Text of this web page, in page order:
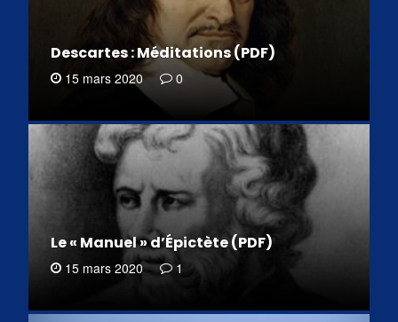
Descartes : Méditations (PDF)
15 mars 2020 0
Le « Manuel » d’Épictète (PDF)
15 mars 2020 1